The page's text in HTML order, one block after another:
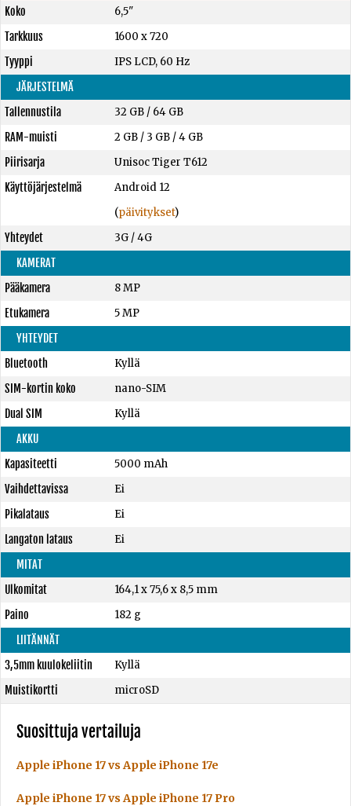
Koko
6,5"
Tarkkuus
1600 x 720
Tyyppi
IPS LCD, 60 Hz
JÄRJESTELMÄ
Tallennustila
32 GB/ 64 GB
RAM-muisti
2 GB/ 3 GB/4 GB
Piirisarja
Unisoc Tiger T612
Käyttöjärjestelmä
Android 12
(päivitykset)
Yhteydet
3G / 4G
KAMERAT
Pääkamera
8 MP
Etukamera
5 MP
YHTEYDET
Bluetooth
Kyllä
SIM-kortin koko
nano-SIM
Dual SIM
Kyllä
AKKU
Kapasiteetti
5000 mAh
Vaihdettavissa
Ei
Pikalataus
Ei
Langaton lataus
Ei
MITAT
Ulkomitat
164,1 x 75,6 x 8,5 mm
Paino
182 g
LIITÄNNÄT
3,5mm kuulokeliitin
Kyllä
Muistikortti
microSD
Suosittuja vertailuja
Apple iPhone 17 vs Apple iPhone 17e
Apple iPhone 17 vs Apple iPhone 17 Pro